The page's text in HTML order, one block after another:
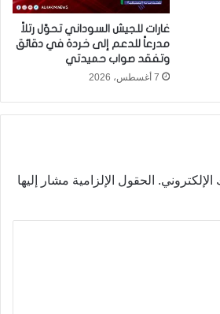
غارات للجيش السوداني تحوّل رتلاً
مدرعاً للدعم إلى خردة في دقائق
وتفقد صواب حميدتي
7 أغسطس، 2026
الحقول الإلزامية مشار إليها